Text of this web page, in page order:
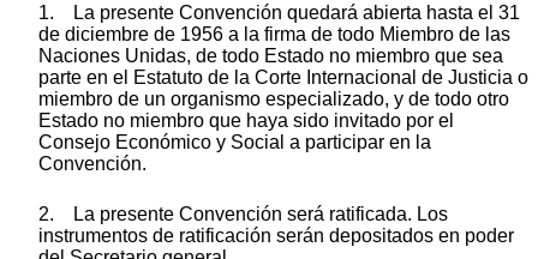
1. La presente Convención quedará abierta hasta el 31
de diciembre de 1956 a la firma de todo Miembro de las
Naciones Unidas, de todo Estado no miembro que sea
parte en el Estatuto de la Corte Internacional de Justicia o
miembro de un organismo especializado, y de todo otro
Estado no miembro que haya sido invitado por el
Consejo Económico y Social a participar en la
Convención.
2. La presente Convención será ratificada. Los
instrumentos de ratificación serán depositados en poder